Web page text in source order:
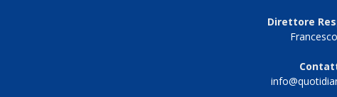
Direttore